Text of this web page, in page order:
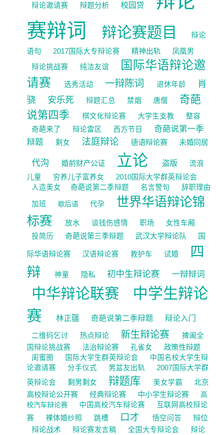
辩论邀请赛 辩题分析 校园贷
赛辩词
辩论赛题目 辩论
语句 2017国际大专辩论赛 精神出轨
凤凰男
辩论挑战赛
纯洁友谊
国际华语辩论邀
请赛
选秀活动 一辩陈词 退休年龄
肖
骁
安乐死 辩题汇总 禁烟 唐僧
奇葩
说第四季
棋文化辩论赛 大学生支教
整容
奇葩来了
辩论雷区 西方节日
奇葩说第一季
辩题
剩女 法庭辩论 德语辩论赛 未婚同居
代沟 婚前财产公证 立论 盗版
流浪
儿童
穷养儿子富养女
2010国际大学群英辩论会
人造美女
​奇葩说第二季辩题 名言警句 辞职理由
加班 歇后语 代孕
世界华语辩论锦
标赛
放水 谈钱伤感情 职场
女性车厢
投简历
奇葩说第三季辩题 武汉大学辩论队 国
际华语辩论赛 汉语辩论赛 救护车 试婚
四
辩
神童 隐私 初中生辩论赛 一辩辩词
中华辩论联赛
中学生辩论
赛
林正疆 奇葩说第二季辩题 辩论入门
二维码乞讨 热点辩论 新生辩论赛
捭阖全
国辩论挑战赛
法治辩论赛 孔雀女 政策性辩题
闺蜜圈 国际大学生群英辩论会
中国名校大学生辩
论邀请赛
分手仪式 男盆友出轨
2007国际大学群
英辩论会
剩男剩女 辩题库 美女学霸
北京
高校辩论公开赛
经典辩论赛 中小学生辩论赛
高
校汽车辩论赛
中国高校汽车辩论赛
互联网高校辩论
赛
裸体婚纱照 跳槽 口才 悟空问答
辩位
辩论战术
辩论赛发言稿 全国大专辩论会
辩论